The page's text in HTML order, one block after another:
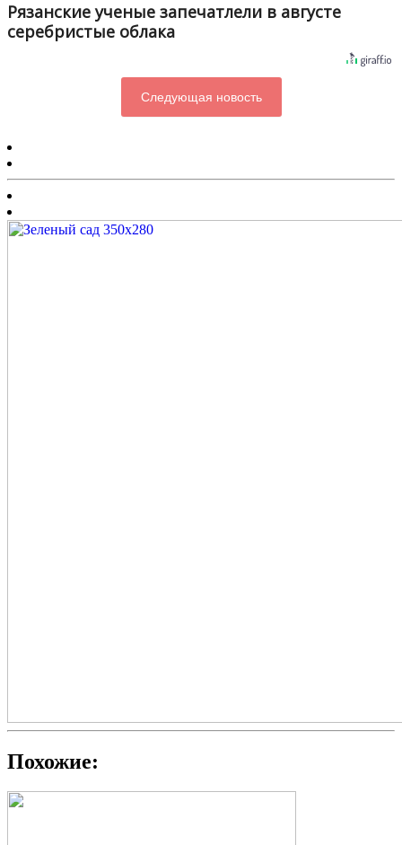
Рязанские ученые запечатлели в августе
серебристые облака
Следующая новость
Похожие: